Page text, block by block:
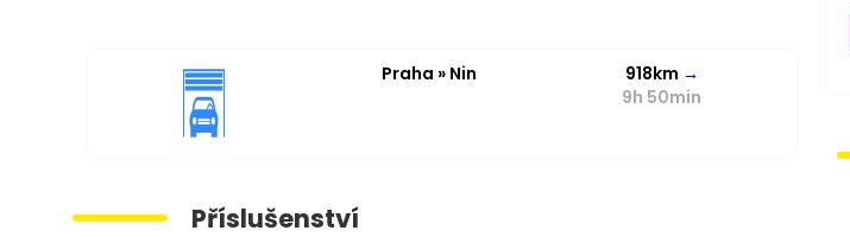
Praha » Nin 918km →
9h 50min
Příslušenství